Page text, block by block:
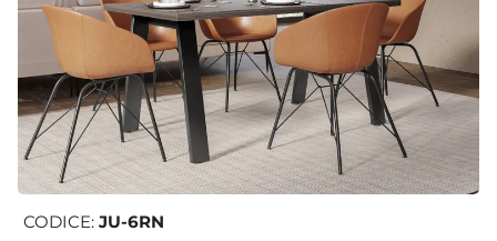
CODICE: JU-6RN